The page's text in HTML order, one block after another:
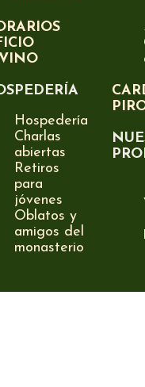
Hospedería
Charlas
abiertas
Retiros
para
jóvenes
Oblatos y
amigos del
monasterio